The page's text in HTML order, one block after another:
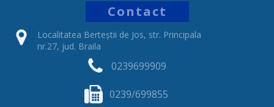
Contact
Localitatea Berteștii de Jos, str. Principala
nr.27, jud. Braila
0239699909
0239/699855